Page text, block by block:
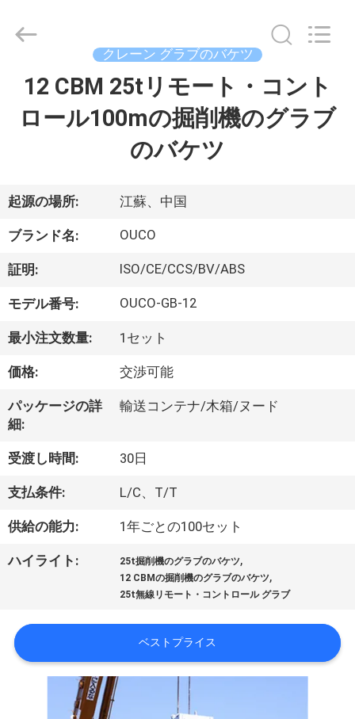
へ
品
ビ
デ
オ
VR
シ
ョ
ー
わ
た
た
ち
2020
INTERNATIONAL
クレーン グラブのバケツ
12 CBM 25tリモート・コント
ロール100mの掘削機のグラブ
のバケツ
起源の場所: 江蘇、中国
ブランド名: OUCO
証明: ISO/CE/CCS/BV/ABS
モデル番号: OUCO-GB-12
最小注文数量: 1セット
価格: 交渉可能
パッケージの詳
細:
輸送コンテナ/木箱/ヌード
受渡し時間: 30日
支払条件: L/C、T/T
供給の能力: 1年ごとの100セット
ハイライト: 25t掘削機のグラブのバケツ,
12 CBMの掘削機のグラブのバケツ,
25t無線リモート・コントロール グラブ
ベストプライス